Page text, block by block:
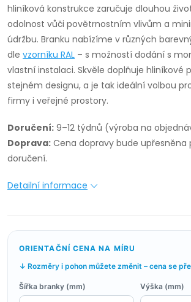
hliníková konstrukce zaručuje dlouhou
odolnost vůči povětrnostním vlivům a
údržbu. Branku nabízíme v různých
dle vzorníku RAL – s možností dodání s
vlastní instalaci. Skvěle doplňuje hliníkové
stejném designu, a je tak ideální volbou
firmy i veřejné prostory.
Doručení: 9–12 týdnů (výroba na
Doprava: Cena dopravy bude upřesněna
doručení.
Detailní informace
ORIENTAČNÍ CENA NA MÍRU
↓ Rozměry i pohon můžete změnit – cena se
Šířka branky (mm) Výška (mm)